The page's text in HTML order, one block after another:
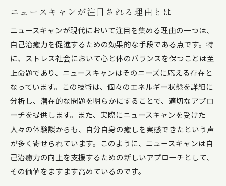
長期間利用者の報告とその証言
ストレス社会を乗り切る自己治癒力の重要性とニュ
ースキャンの可能性
現代社会におけるストレスの影響と自己治癒力
ニュースキャンが提供するリラックス効果
ストレスと健康の関係性を解く
自己治癒力を高めるための具体的アプローチ
ニュースキャンを用いたストレス管理の方法
心身のバランスを取り戻すためのニュースキャ
ン活用法
ニュースキャンが注目される理由とは
ニュースキャンが現代において注目を集める理由の一つは、
自己治癒力を促進するための効果的な手段である点です。特
に、ストレス社会において心と体のバランスを保つことは至
上命題であり、ニュースキャンはそのニーズに応える存在と
なっています。この技術は、個々のエネルギー状態を詳細に
分析し、潜在的な問題を明らかにすることで、適切なアプロ
ーチを提供します。また、実際にニュースキャンを受けた
人々の体験談からも、自分自身の癒しを実感できたという声
が多く寄せられています。このように、ニュースキャンは自
己治癒力の向上を支援するための新しいアプローチとして、
その価値をますます高めているのです。